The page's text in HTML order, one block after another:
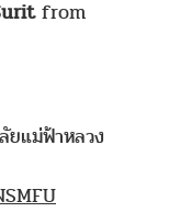
from
ยแม่ฟ้าหลวง